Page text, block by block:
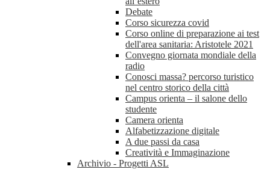
Debate
Corso sicurezza covid
Corso online di preparazione ai test
dell'area sanitaria: Aristotele 2021
Convegno giornata mondiale della
radio
Conosci massa? percorso turistico
nel centro storico della città
Campus orienta – il salone dello
studente
Camera orienta
Alfabetizzazione digitale
A due passi da casa
Creatività e Immaginazione
Archivio - Progetti ASL